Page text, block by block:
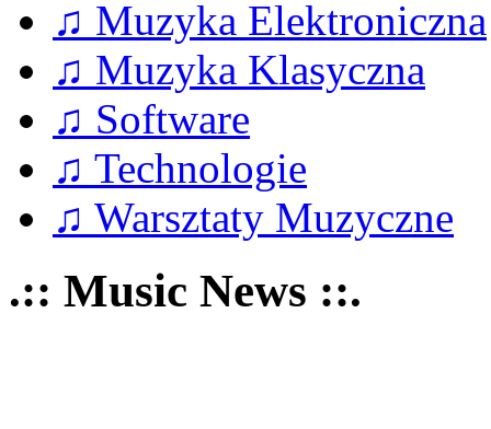
♫ Muzyka Elektroniczna
♫ Muzyka Klasyczna
♫ Software
♫ Technologie
♫ Warsztaty Muzyczne
.:: Music News ::.